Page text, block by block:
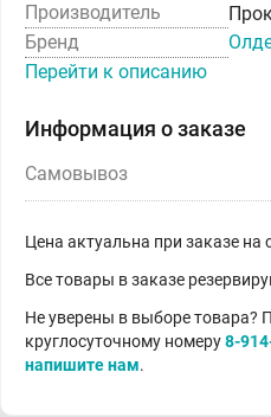
Производитель
Бренд
Перейти к описанию
Информация о заказе
Самовывоз
Цена актуальна при заказе на
Все товары в заказе
Не уверены в выборе товара?
круглосуточному номеру8-
напишите нам.